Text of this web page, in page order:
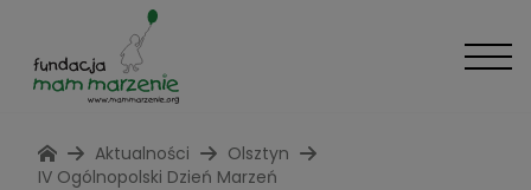
Aktualności
Olsztyn
IV Ogólnopolski Dzień Marzeń